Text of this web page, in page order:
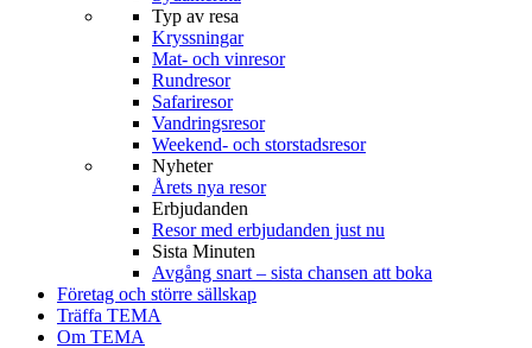
Typ av resa
Kryssningar
Mat- och vinresor
Rundresor
Safariresor
Vandringsresor
Weekend- och storstadsresor
Nyheter
Årets nya resor
Erbjudanden
Resor med erbjudanden just nu
Sista Minuten
Avgång snart – sista chansen att boka
Företag och större sällskap
Träffa TEMA
Om TEMA